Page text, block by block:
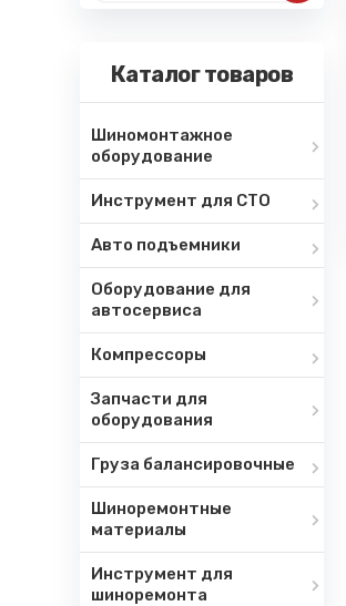
Каталог товаров
Шиномонтажное
оборудование
Инструмент для СТО
Авто подъемники
Оборудование для
автосервиса
Компрессоры
Запчасти для
оборудования
Груза балансировочные
Шиноремонтные
материалы
Инструмент для
шиноремонта